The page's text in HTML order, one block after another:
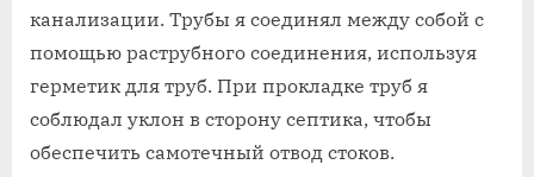
канализации. Трубы я соединял между собой с
помощью раструбного соединения, используя
герметик для труб. При прокладке труб я
соблюдал уклон в сторону септика, чтобы
обеспечить самотечный отвод стоков.